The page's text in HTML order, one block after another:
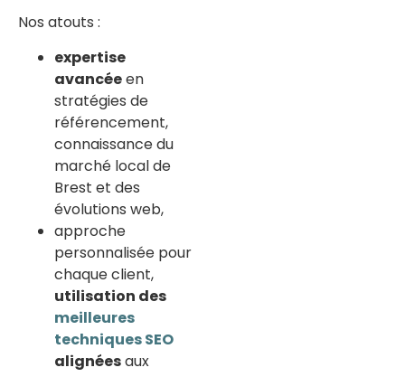
Nos atouts :
expertise
avancéeen
stratégies de
référencement,
connaissance du
marché local de
Brest et des
évolutions web,
approche
personnalisée pour
chaque client,
utilisation des
meilleures
techniques SEO
alignéesaux